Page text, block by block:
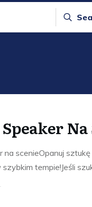
na scenieOpanuj
tempie!Jeśli